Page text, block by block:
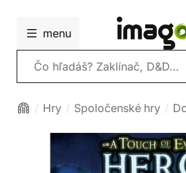
menu
Vyhľadávanie
Hry Spoločenské hry